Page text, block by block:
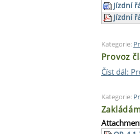
Jízdní
Jízdní
Kategorie:
Provoz
Číst dál:
Kategorie: